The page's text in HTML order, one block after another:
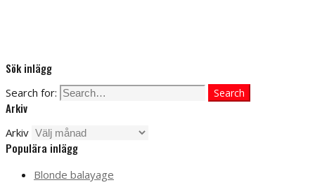
Sök inlägg
Search for: Search
Arkiv
Arkiv
Populära inlägg
Blonde balayage